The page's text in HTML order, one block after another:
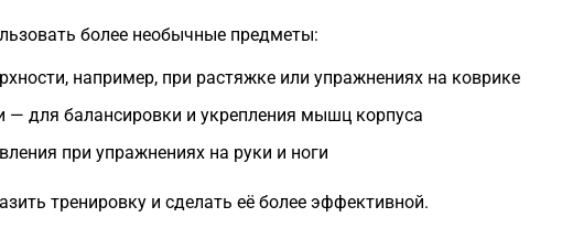
более необычные предметы:
например, при растяжке или упражнениях на коврике
для балансировки и укрепления мышц корпуса
при упражнениях на руки и ноги
тренировку и сделать её более эффективной.